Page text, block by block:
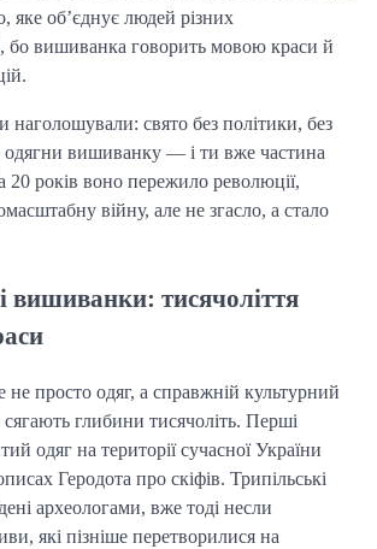
яке об’єднує людей різних
бо вишиванка говорить мовою краси й
наголошували: свято без політики, без
вишиванку — і ти вже частина
20 років воно пережило революції,
війну, але не згасло, а стало
вишиванки: тисячоліття
просто одяг, а справжній культурний
сягають глибини тисячоліть. Перші
одяг на території сучасної України
Геродота про скіфів. Трипільські
археологами, вже тоді несли
які пізніше перетворилися на